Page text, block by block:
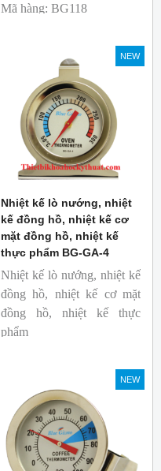
Mã hàng: BG118
NEW
Nhiệt kế lò nướng, nhiệt
kế đồng hồ, nhiệt kế cơ
mặt đồng hồ, nhiệt kế
thực phẩm BG-GA-4
Nhiệt kế lò nướng, nhiệt kế
đồng hồ, nhiệt kế cơ mặt
đồng hồ, nhiệt kế thực
phẩm
Thương hiệu: Blue Gizmo
NEW